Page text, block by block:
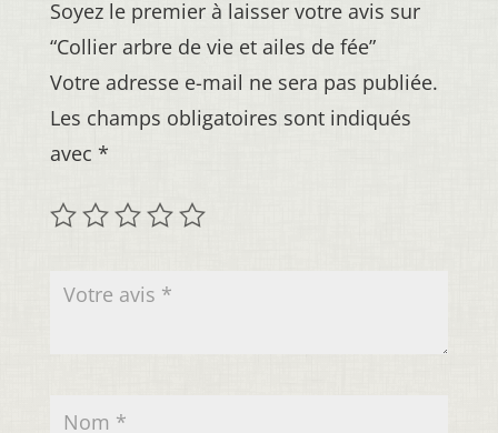
Soyez le premier à laisser votre avis sur
“Collier arbre de vie et ailes de fée”
Votre adresse e-mail ne sera pas publiée.
Les champs obligatoires sont indiqués
avec *